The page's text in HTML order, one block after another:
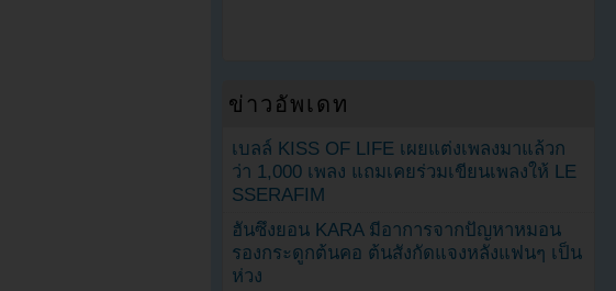
ข่าวอัพเดท
เบลล์ KISS OF LIFE เผยแต่งเพลงมาแล้วก
ว่า 1,000 เพลง แถมเคยร่วมเขียนเพลงให้ LE
SSERAFIM
ฮันซึงยอน KARA มีอาการจากปัญหาหมอน
รองกระดูกต้นคอ ต้นสังกัดแจงหลังแฟนๆ เป็น
ห่วง